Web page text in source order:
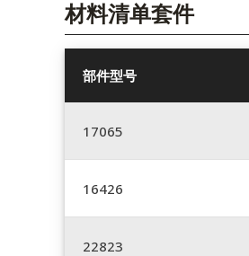
材料清单套件
部件型号
17065
16426
22823